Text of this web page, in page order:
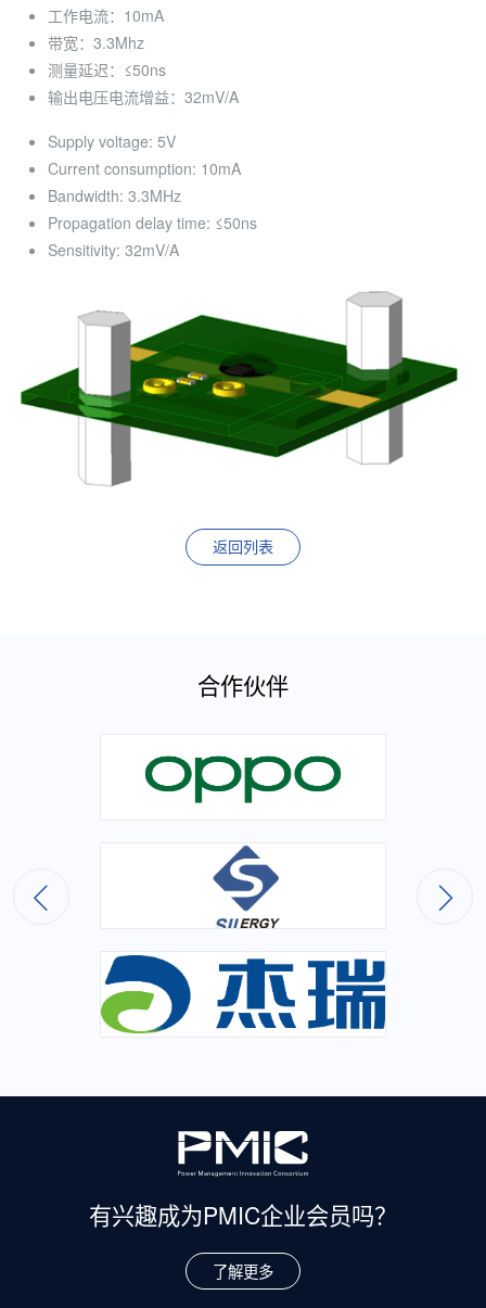
工作电流：10mA
带宽：3.3Mhz
测量延迟：≤50ns
输出电压电流增益：32mV/A
Supply voltage: 5V
Current consumption: 10mA
Bandwidth: 3.3MHz
Propagation delay time: ≤50ns
Sensitivity: 32mV/A
返回列表
合作伙伴
有兴趣成为PMIC企业会员吗？
了解更多